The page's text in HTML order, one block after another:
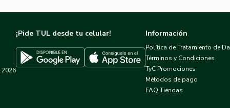
2026
¡Pide TUL desde tu celular!
Descargar TUL en Google PlayDescargar TUL en App Store
Información
Política de Tratamiento de
Términos y Condiciones
TyC Promociones
Métodos de pago
FAQ Tiendas